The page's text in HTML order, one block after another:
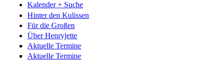
Kalender + Suche
Hinter den Kulissen
Für die Großen
Über Henryjette
Aktuelle Termine
Aktuelle Termine